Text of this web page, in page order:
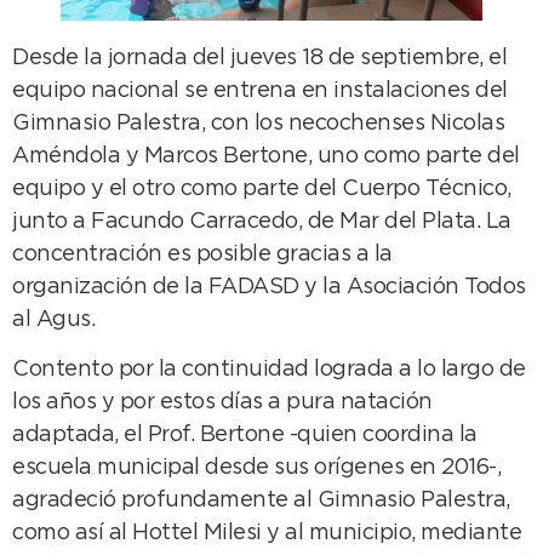
Desde la jornada del jueves 18 de septiembre, el
equipo nacional se entrena en instalaciones del
Gimnasio Palestra, con los necochenses Nicolas
Améndola y Marcos Bertone, uno como parte del
equipo y el otro como parte del Cuerpo Técnico,
junto a Facundo Carracedo, de Mar del Plata. La
concentración es posible gracias a la
organización de la FADASD y la Asociación Todos
al Agus.
Contento por la continuidad lograda a lo largo de
los años y por estos días a pura natación
adaptada, el Prof. Bertone -quien coordina la
escuela municipal desde sus orígenes en 2016-,
agradeció profundamente al Gimnasio Palestra,
como así al Hottel Milesi y al municipio, mediante